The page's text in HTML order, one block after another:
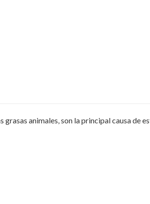
animales, son la principal causa de